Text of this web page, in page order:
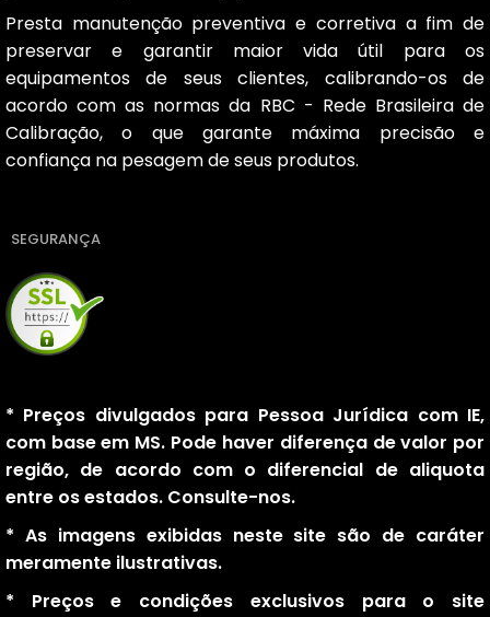
Presta manutenção preventiva e corretiva a fim de
preservar e garantir maior vida útil para os
equipamentos de seus clientes, calibrando-os de
acordo com as normas da RBC - Rede Brasileira de
Calibração, o que garante máxima precisão e
confiança na pesagem de seus produtos.
SEGURANÇA
* Preços divulgados para Pessoa Jurídica com IE,
com base em MS. Pode haver diferença de valor por
região, de acordo com o diferencial de aliquota
entre os estados. Consulte-nos.
* As imagens exibidas neste site são de caráter
meramente ilustrativas.
* Preços e condições exclusivos para o site